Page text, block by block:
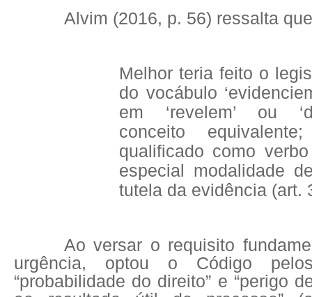
Alvim (2016, p. 56) ressalta
Melhor teria feito o
do vocábulo
em ‘revelem’ ou
conceito
qualificado como
especial modalidade
tutela da evidência (art.
Ao versar o requisito
urgência, optou o Código
“probabilidade do direito” e “perigo